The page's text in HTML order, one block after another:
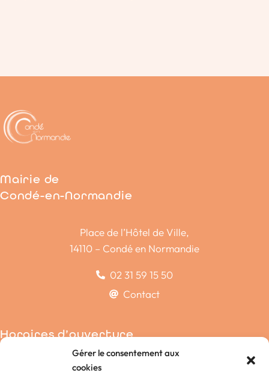
Gérer le consentement aux
cookies
Mairie de
Condé-en-Normandie
Place de l’Hôtel de Ville,
14110 – Condé en Normandie
02 31 59 15 50
Contact
Horaires d’ouverture
Condé-sur-Noireau